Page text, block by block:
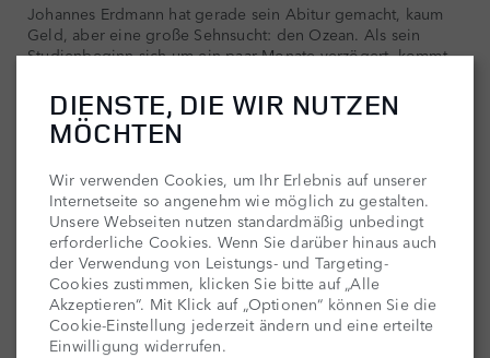
Johannes Erdmann hat gerade sein Abitur gemacht, kaum
Geld, aber eine große Sehnsucht: den Ozean. Als sein
Studienbeginn sich um ein paar Monate verzögert, kommt
MAVERICK, fit gemacht.
KÖNNT IHR MAL DAS SEGEL AUS DER SONNE
NEHMEN
Segeln mit Humor: Geschichten aus dem Logbuch eines
Charterskippers
ZU ZWEIT AUF SEE
DIENSTE, DIE WIR NUTZEN
MÖCHTEN
Wir verwenden Cookies, um Ihr Erlebnis auf unserer
Internetseite so angenehm wie möglich zu gestalten.
Unsere Webseiten nutzen standardmäßig unbedingt
erforderliche Cookies. Wenn Sie darüber hinaus auch
der Verwendung von Leistungs- und Targeting-
Cookies zustimmen, klicken Sie bitte auf „Alle
Akzeptieren“. Mit Klick auf „Optionen“ können Sie die
Cookie-Einstellung jederzeit ändern und eine erteilte
Einwilligung widerrufen.